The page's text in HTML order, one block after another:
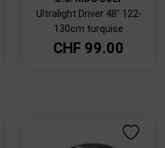
Ultralight Driver 48" 122-
130cm turquise
CHF 99.00